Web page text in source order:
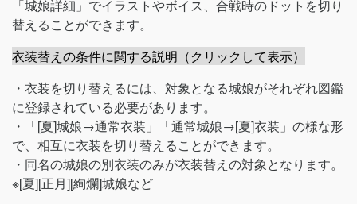
「城娘詳細」でイラストやボイス、合戦時のドットを切り
替えることができます。
衣装替えの条件に関する説明（クリックして表示）
・衣装を切り替えるには、対象となる城娘がそれぞれ図鑑
に登録されている必要があります。
・「[夏]城娘→通常衣装」「通常城娘→[夏]衣装」の様な形
で、相互に衣装を切り替えることができます。
・同名の城娘の別衣装のみが衣装替えの対象となります。
※[夏][正月][絢爛]城娘など